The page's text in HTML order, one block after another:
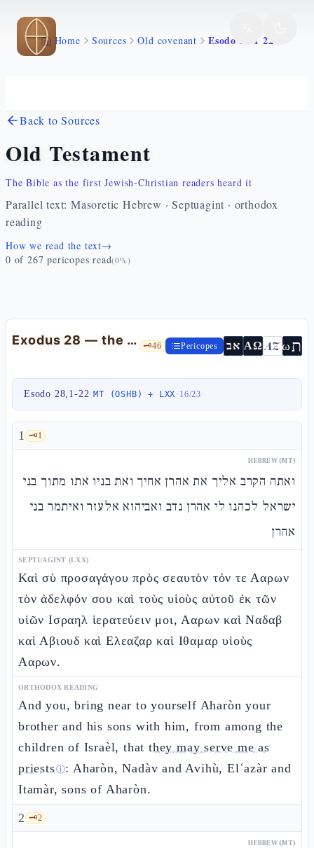
Skip to main content
Home Sources Old covenant Esodo 28 1 22
Back to Sources
Old Testament
The Bible as the first Jewish-Christian readers heard it
Parallel text: Masoretic Hebrew · Septuagint · orthodox
reading
How we read the text→
0 of 267 pericopes read(0%)
Exodus 28 — the bigdè ha-qòdesh: the high priest as representative 🗝️46 Pericopes אב ΑΩ AZωת
Esodo 28,1-22·MT (OSHB) + LXX· 16/23
1 🗝️1
HEBREW (MT)
ואתה הקרב אליך את אהרן אחיך ואת בניו אתו מתוך בני
ישראל לכהנו לי אהרן נדב ואביהוא אלעזר ואיתמר בני
אהרן
SEPTUAGINT (LXX)
Καὶ σὺ προσαγάγου πρὸς σεαυτὸν τόν τε Ααρων
τὸν ἀδελφόν σου καὶ τοὺς υἱοὺς αὐτοῦ ἐκ τῶν
υἱῶν Ισραηλ ἱερατεύειν μοι, Ααρων καὶ Ναδαβ
καὶ Αβιουδ καὶ Ελεαζαρ καὶ Ιθαμαρ υἱοὺς
Ααρων.
ORTHODOX READING
And you, bring near to yourself Aharòn your
brother and his sons with him, from among the
children of Israèl, thatthey may serve me as
priestsⓘ: Aharòn, Nadàv and Avihù, Elʿazàr and
Itamàr, sons of Aharòn.
2 🗝️2
HEBREW (MT)